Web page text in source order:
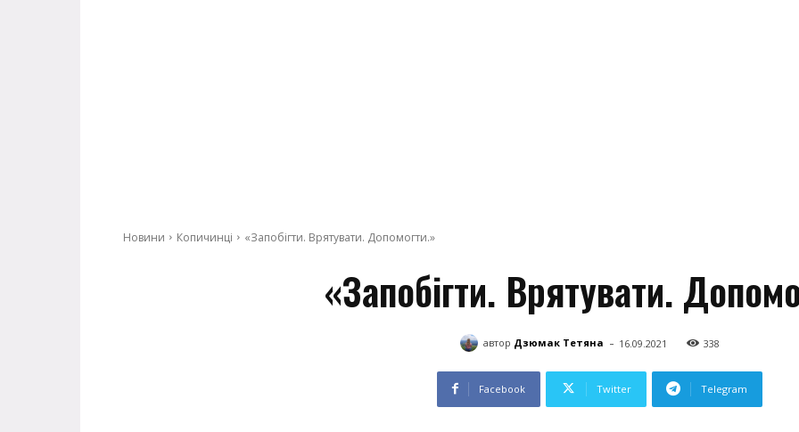
Новини Копичинці «Запобігти. Врятувати. Допомогти.»
«Запобігти. Врятувати.
автор Дзюмак Тетяна - 16.09.2021 338
Facebook Twitter Telegram